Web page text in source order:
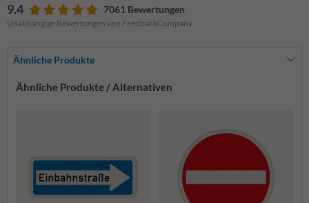
9.4 7061 Bewertungen
Unabhängige Bewertungen von FeedbackCompany
Ähnliche Produkte
Ähnliche Produkte / Alternativen